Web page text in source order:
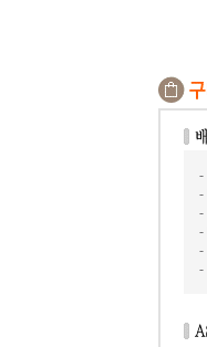
-
-
-
-
-
-